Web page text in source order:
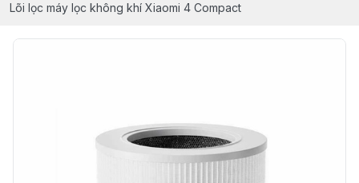
Lõi lọc máy lọc không khí Xiaomi 4 Compact